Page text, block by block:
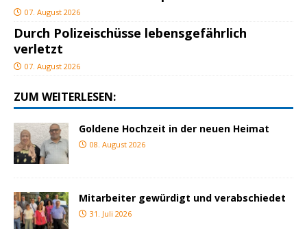
07. August 2026
Durch Polizeischüsse lebensgefährlich
verletzt
07. August 2026
ZUM WEITERLESEN:
Goldene Hochzeit in der neuen Heimat
08. August 2026
Mitarbeiter gewürdigt und verabschiedet
31. Juli 2026